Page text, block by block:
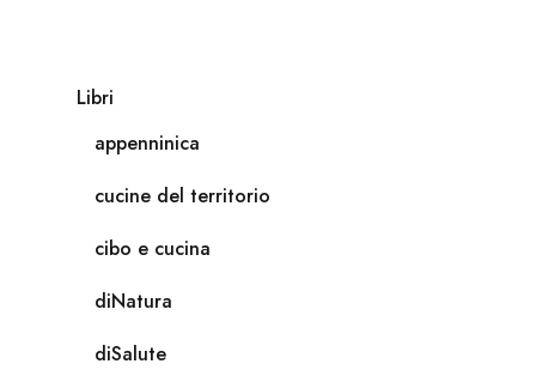
Libri
appenninica
cucine del territorio
cibo e cucina
diNatura
diSalute